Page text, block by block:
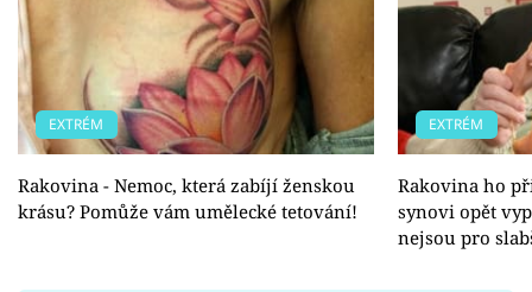
EXTRÉM
Rakovina - Nemoc, která zabíjí ženskou
krásu? Pomůže vám umělecké tetování!
EXTRÉM
Rakovina ho
synovi opět
nejsou pro